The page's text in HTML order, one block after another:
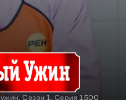
Сезон 1. Серия 1500